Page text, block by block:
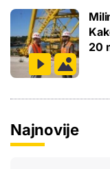
20
Najnovije